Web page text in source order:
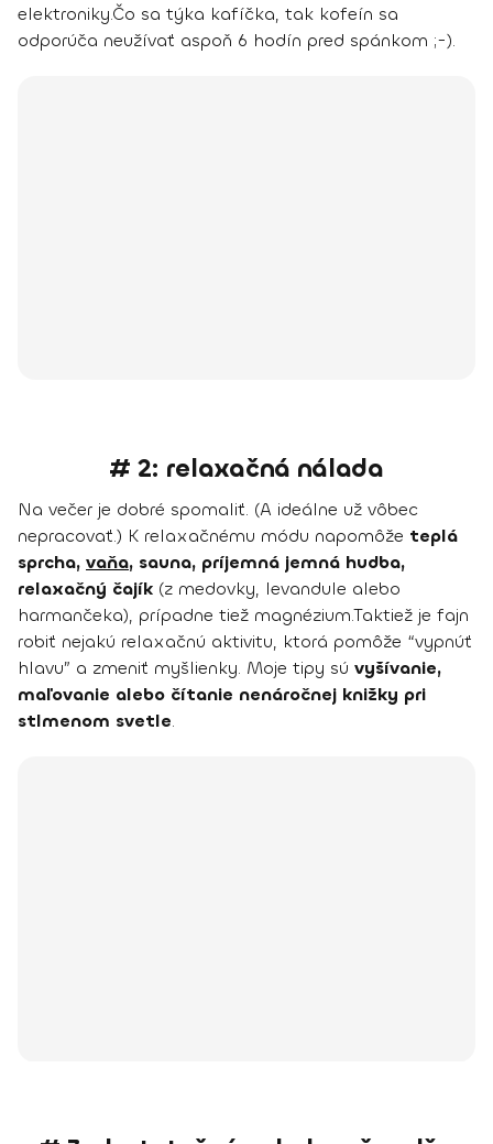
elektroniky.Čo sa týka kafíčka, tak kofeín sa
odporúča neužívať aspoň 6 hodín pred spánkom ;-).
# 2: relaxačná nálada
Na večer je dobré spomaliť. (A ideálne už vôbec
nepracovať.) K relaxačnému módu napomôže teplá
sprcha, vaňa, sauna, príjemná jemná hudba,
relaxačný čajík (z medovky, levandule alebo
harmančeka), prípadne tiež magnézium.Taktiež je fajn
robiť nejakú relaxačnú aktivitu, ktorá pomôže “vypnúť
hlavu” a zmeniť myšlienky. Moje tipy sú vyšívanie,
maľovanie alebo čítanie nenáročnej knižky pri
stlmenom svetle.